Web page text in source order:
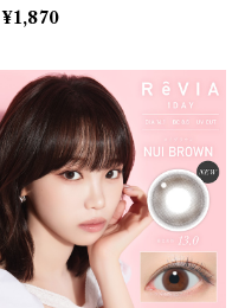
ニラ】カラコン 1ヶ月 １箱２
枚 度あり 度なし ナチュラ
色素薄い 自然 バレにくい
¥1,870